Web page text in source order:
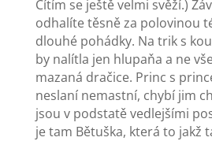
Cítím se ještě velmi svěží.)
odhalíte těsně za polovinou
dlouhé pohádky. Na trik s
by nalítla jen hlupaňa a ne
mazaná dračice. Princ s
neslaní nemastní, chybí jim
jsou v podstatě vedlejšími
je tam Bětuška, která to jakž